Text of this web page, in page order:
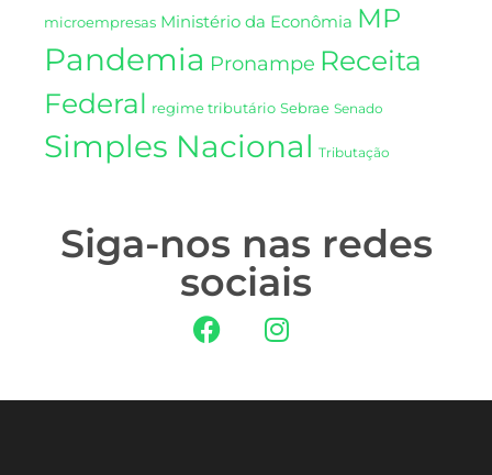
microempresas Ministério da Econômia MP
Pandemia Pronampe Receita
Federal regime tributário Sebrae Senado
Simples Nacional Tributação
Siga-nos nas redes
sociais